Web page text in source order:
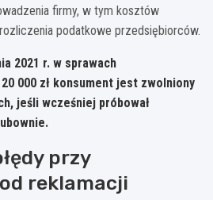
firmy, w tym kosztów
podatkowe przedsiębiorców.
2021 r. w sprawach
000 zł konsument jest zwolniony
jeśli wcześniej próbował
przy
reklamacji